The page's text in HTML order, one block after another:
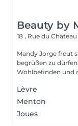
Beauty by
18 , Rue du Château
Mandy Jorge freut
begrüßen zu
Wohlbefinden und
Lèvre
Menton
Joues